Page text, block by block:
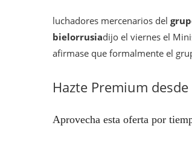
luchadores mercenarios del
bielorrusiadijo el viernes el
afirmase que formalmente el
Hazte Premium
Aprovecha esta oferta por